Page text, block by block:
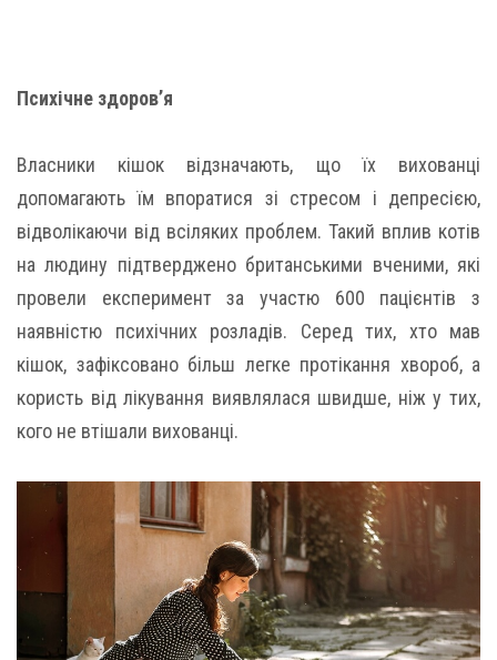
Психічне здоров’я
Власники кішок відзначають, що їх вихованці
допомагають їм впоратися зі стресом і депресією,
відволікаючи від всіляких проблем. Такий вплив котів
на людину підтверджено британськими вченими, які
провели експеримент за участю 600 пацієнтів з
наявністю психічних розладів. Серед тих, хто мав
кішок, зафіксовано більш легке протікання хвороб, а
користь від лікування виявлялася швидше, ніж у тих,
кого не втішали вихованці.